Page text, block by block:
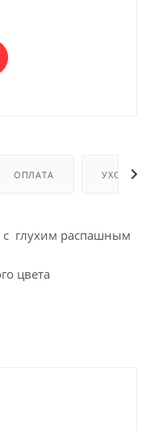
ОПЛАТА УХОД И
глухим распашным
цвета